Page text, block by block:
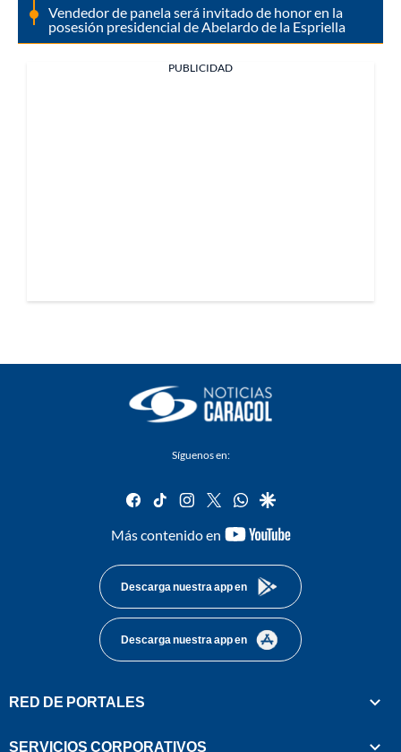
Vendedor de panela será invitado de honor en la
posesión presidencial de Abelardo de la Espriella
PUBLICIDAD
Síguenos en:
facebook
tiktok instagram
twitterwhatsapp
google
Más contenido en
youtube-
Descarga nuestra app en
Descarga nuestra app en
RED DE PORTALES
SERVICIOS CORPORATIVOS